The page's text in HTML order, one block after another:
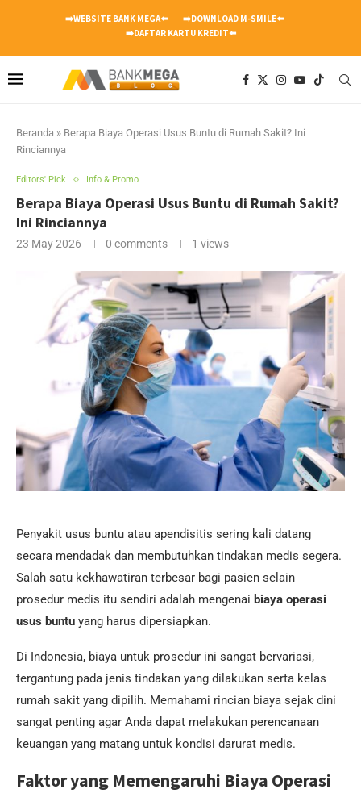
➡️WEBSITE BANK MEGA⬅️
➡️DOWNLOAD M-SMILE⬅️
➡️DAFTAR KARTU KREDIT⬅️
Beranda » Berapa Biaya Operasi Usus Buntu di Rumah Sakit? Ini
Rinciannya
Editors' Pick Info & Promo
Berapa Biaya Operasi Usus Buntu di Rumah Sakit?
Ini Rinciannya
23 May 2026 0 comments 1 views
Penyakit usus buntu atau apendisitis sering kali datang
secara mendadak dan membutuhkan tindakan medis segera.
Salah satu kekhawatiran terbesar bagi pasien selain
prosedur medis itu sendiri adalah mengenai biaya operasi
usus buntu yang harus dipersiapkan.
Di Indonesia, biaya untuk prosedur ini sangat bervariasi,
tergantung pada jenis tindakan yang dilakukan serta kelas
rumah sakit yang dipilih. Memahami rincian biaya sejak dini
sangat penting agar Anda dapat melakukan perencanaan
keuangan yang matang untuk kondisi darurat medis.
Faktor yang Memengaruhi Biaya Operasi